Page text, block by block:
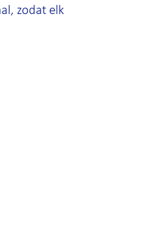
zodat elk